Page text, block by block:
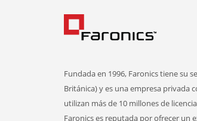
Fundada en 1996, Faronics tiene su
Británica) y es una empresa privada
utilizan más de 10 millones de
Faronics es reputada por ofrecer un